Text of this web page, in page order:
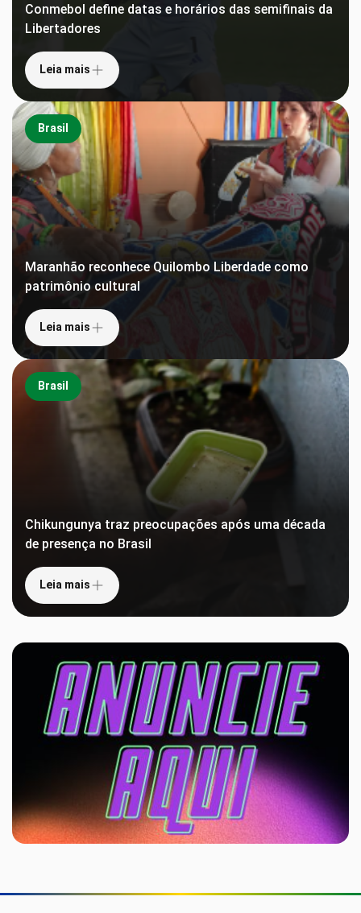
Conmebol define datas e horários das semifinais da
Libertadores
Leia mais
Brasil
Maranhão reconhece Quilombo Liberdade como
patrimônio cultural
Leia mais
Brasil
Chikungunya traz preocupações após uma década
de presença no Brasil
Leia mais